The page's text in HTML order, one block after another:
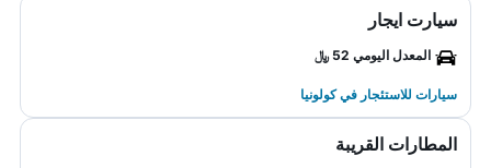
سيارت ايجار
المعدل اليومي 52 ﷼
سيارات للاستئجار في كولونيا
المطارات القريبة